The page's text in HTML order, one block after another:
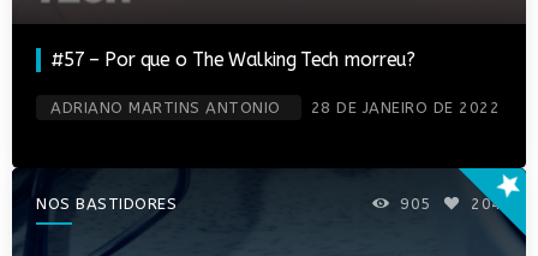
#57 – Por que o The Walking Tech morreu?
ADRIANO MARTINS ANTONIO 28 DE JANEIRO DE 2022
NOS BASTIDORES 905 204star